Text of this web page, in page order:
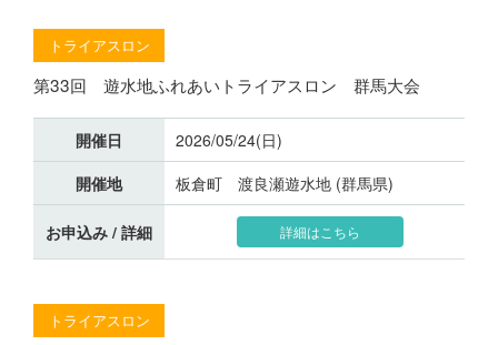
トライアスロン
第33回 遊水地ふれあいトライアスロン 群馬大会
開催日
2026/05/24(日)
開催地
板倉町 渡良瀬遊水地 (群馬県)
お申込み / 詳細 詳細はこちら
トライアスロン